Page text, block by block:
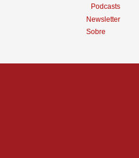
Podcasts
Newsletter
Sobre